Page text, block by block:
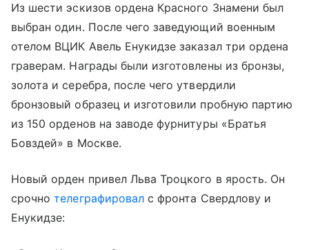
Из шести эскизов ордена Красного Знамени был
выбран один. После чего заведующий военным
отелом ВЦИК Авель Енукидзе заказал три ордена
граверам. Награды были изготовлены из бронзы,
золота и серебра, после чего утвердили
бронзовый образец и изготовили пробную партию
из 150 орденов на заводе фурнитуры «Братья
Бовздей» в Москве.
Новый орден привел Льва Троцкого в ярость. Он
срочнотелеграфировал с фронта Свердлову и
Енукидзе: